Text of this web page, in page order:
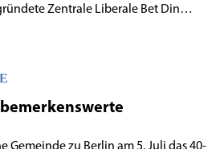
Zentrale Liberale Bet Din
1. Juni 2026 als anerkanntes
bemerkenswerte
Gemeinde zu Berlin am 5. Juli das 40-